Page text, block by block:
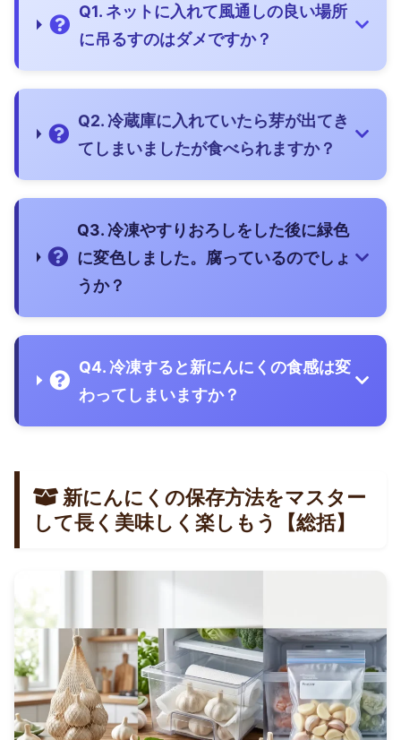
Q1. ネットに入れて風通しの良い場所
に吊るすのはダメですか？
Q2. 冷蔵庫に入れていたら芽が出てき
てしまいましたが食べられますか？
Q3. 冷凍やすりおろしをした後に緑色
に変色しました。腐っているのでしょ
うか？
Q4. 冷凍すると新にんにくの食感は変
わってしまいますか？
新にんにくの保存方法をマスター
して長く美味しく楽しもう【総括】